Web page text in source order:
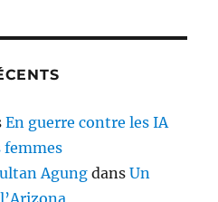
En guerre contre les IA
femmes
Agung dansUn